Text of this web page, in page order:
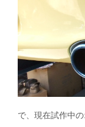
で、現在試作中の